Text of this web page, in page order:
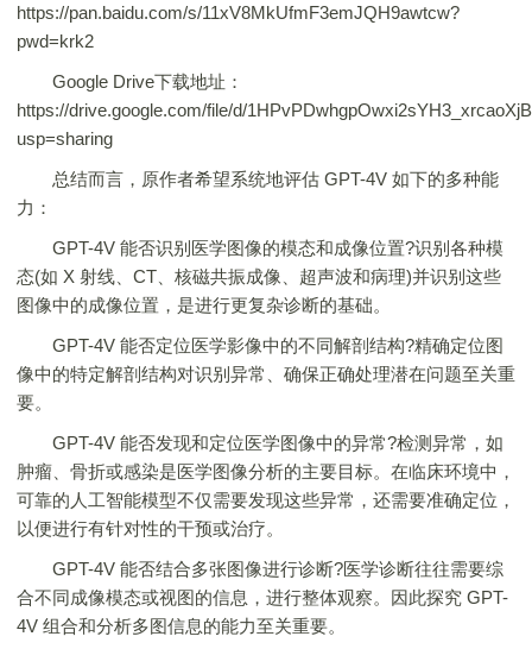
https://pan.baidu.com/s/11xV8MkUfmF3emJQH9awtcw?
pwd=krk2
Google Drive下载地址：
https://drive.google.com/file/d/
usp=sharing
总结而言，原作者希望系统地评估 GPT-4V 如下的多种能
力：
GPT-4V 能否识别医学图像的模态和成像位置?识别各种模
态(如 X 射线、CT、核磁共振成像、超声波和病理)并识别这些
图像中的成像位置，是进行更复杂诊断的基础。
GPT-4V 能否定位医学影像中的不同解剖结构?精确定位图
像中的特定解剖结构对识别异常、确保正确处理潜在问题至关重
要。
GPT-4V 能否发现和定位医学图像中的异常?检测异常，如
肿瘤、骨折或感染是医学图像分析的主要目标。在临床环境中，
可靠的人工智能模型不仅需要发现这些异常，还需要准确定位，
以便进行有针对性的干预或治疗。
GPT-4V 能否结合多张图像进行诊断?医学诊断往往需要综
合不同成像模态或视图的信息，进行整体观察。因此探究 GPT-
4V 组合和分析多图信息的能力至关重要。